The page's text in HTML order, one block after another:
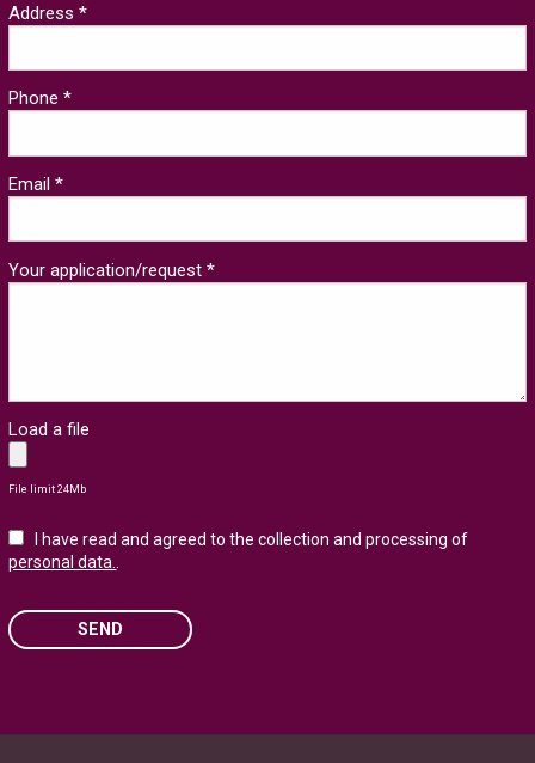
Address *
Phone *
Email *
Your application/request *
Load a file
File limit 24Mb
I have read and agreed to the collection and processing of
personal data..
SEND